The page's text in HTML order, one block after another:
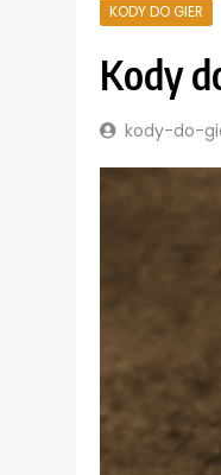
KODY DO GIER
Kody
kody-do-